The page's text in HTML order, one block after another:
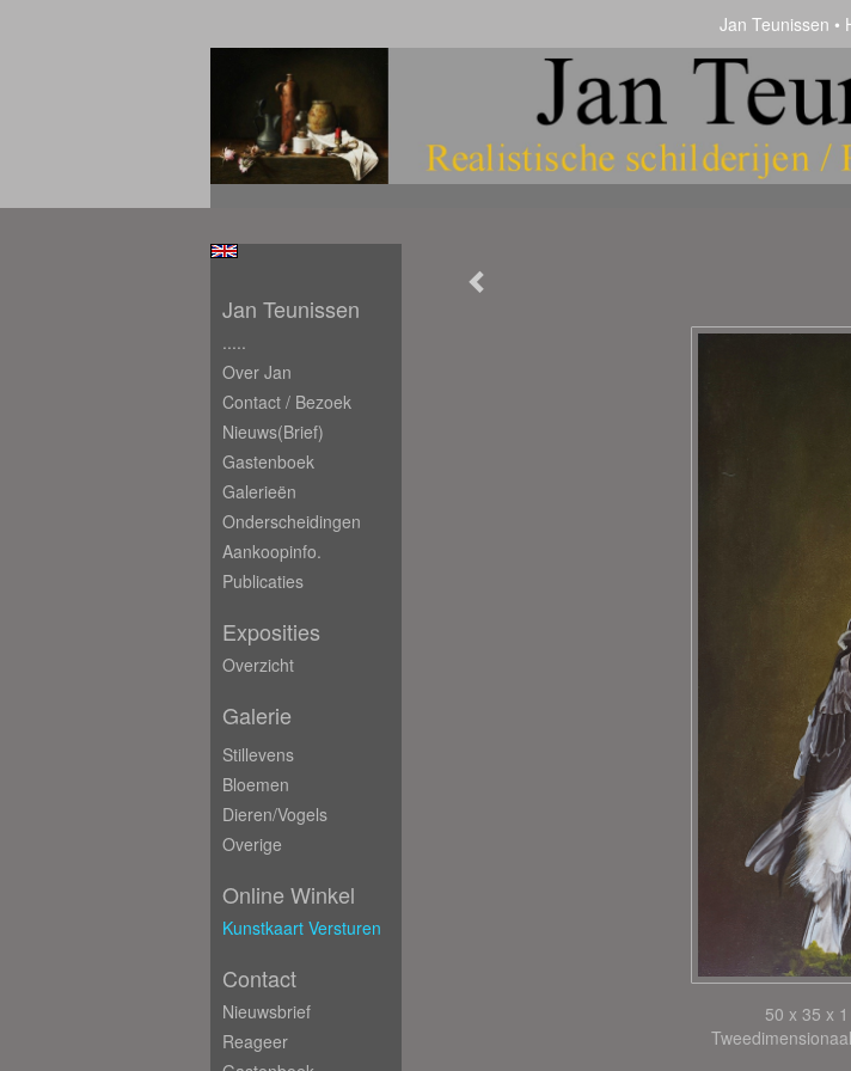
Jan Teunissen
50 x 35 x
Jan Teunissen
.....
Over Jan
Contact / Bezoek
Nieuws(brief)
Gastenboek
Galerieën
Onderscheidingen
Aankoopinfo.
Publicaties
Exposities
Overzicht
Galerie
Stillevens
Bloemen
Dieren/Vogels
Overige
Online Winkel
Kunstkaart Versturen
Contact
Nieuwsbrief
Reageer